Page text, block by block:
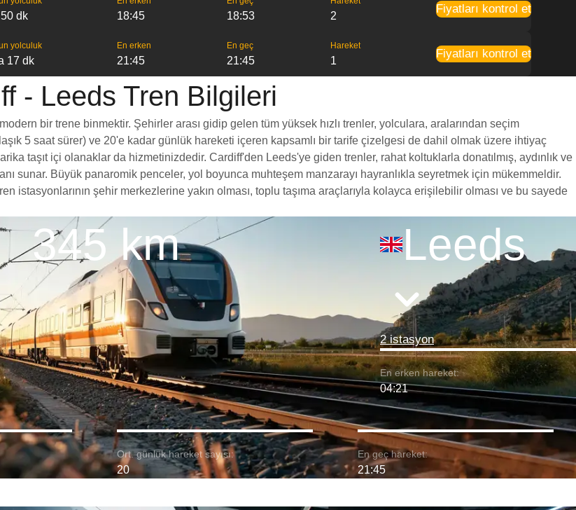
dk 18:45 18:53 2
Fiyatları kontrol et
yolculuk
17 dk
En erken
21:45
En geç
21:45
Hareket
1
Fiyatları kontrol et
- Leeds Tren Bilgileri
bir trene binmektir. Şehirler arası gidip gelen tüm yüksek hızlı trenler, yolculara, aralarından seçim
5 saat sürer) ve 20'e kadar günlük hareketi içeren kapsamlı bir tarife çizelgesi de dahil olmak üzere ihtiyaç
taşıt içi olanaklar da hizmetinizdedir. Cardiff'den Leeds'ye giden trenler, rahat koltuklarla donatılmış, aydınlık ve
sunar. Büyük panaromik penceler, yol boyunca muhteşem manzarayı hayranlıkla seyretmek için mükemmeldir.
şehir merkezlerine yakın olması, toplu taşıma araçlarıyla kolayca erişilebilir olması ve bu sayede
345 km Leeds
2 istasyon
En erken hareket:
04:21
Ort. günlük hareket sayısı:
20
En geç hareket:
21:45